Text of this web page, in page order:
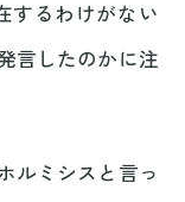
するわけがない
言したのかに注
ルミシスと言っ